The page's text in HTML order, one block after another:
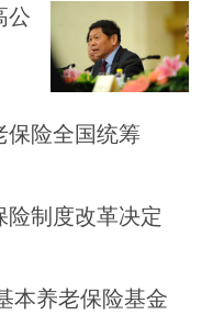
公
保险全国统筹
制度改革决定
本养老保险基金